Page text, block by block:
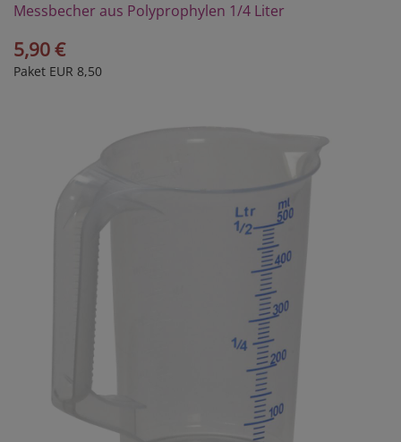
Messbecher aus Polyprophylen 1/4 Liter
5,90 €
Paket EUR 8,50